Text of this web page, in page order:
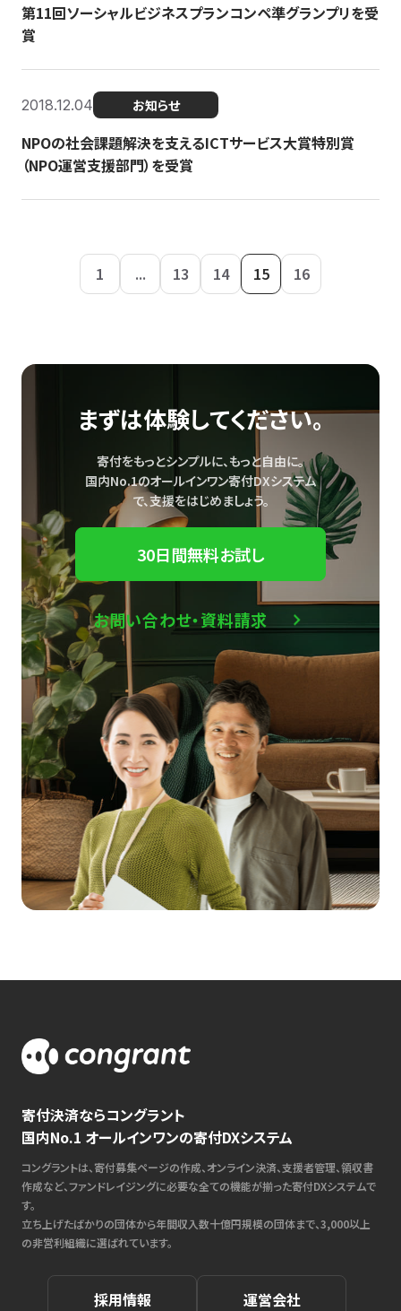
第11回ソーシャルビジネスプランコンペ準グランプリを受
賞
2018.12.04 お知らせ
NPOの社会課題解決を支えるICTサービス大賞特別賞
（NPO運営支援部門）を受賞
1 ... 13 14 15 16
まずは体験してください。
寄付をもっとシンプルに、もっと自由に。
国内No.1のオールインワン寄付DXシステム
で、支援をはじめましょう。
30日間無料お試し
お問い合わせ・資料請求
寄付決済ならコングラント
国内No.1 オールインワンの寄付DXシステム
コングラントは、寄付募集ページの作成、オンライン決済、支援者管理、領収書
作成など、ファンドレイジングに必要な全ての機能が揃った寄付DXシステムで
す。
立ち上げたばかりの団体から年間収入数十億円規模の団体まで、3,000以上
の非営利組織に選ばれています。
採用情報 運営会社